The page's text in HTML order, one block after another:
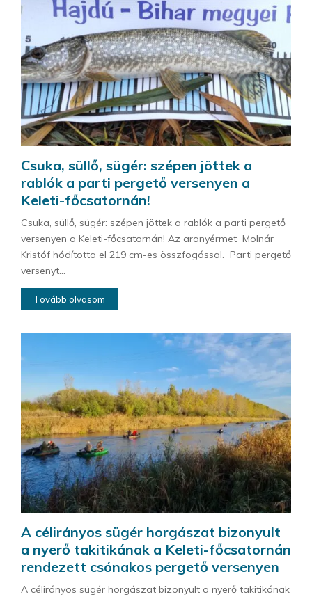
Csuka, süllő, sügér: szépen jöttek a
rablók a parti pergető versenyen a
Keleti-főcsatornán!
Csuka, süllő, sügér: szépen jöttek a rablók a parti pergető
versenyen a Keleti-főcsatornán! Az aranyérmet Molnár
Kristóf hódította el 219 cm-es összfogással. Parti pergető
versenyt...
Tovább olvasom
A célirányos sügér horgászat bizonyult
a nyerő takitikának a Keleti-főcsatornán
rendezett csónakos pergető versenyen
A célirányos sügér horgászat bizonyult a nyerő takitikának